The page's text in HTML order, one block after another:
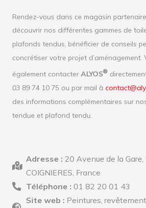
Rendez-vous dans ce magasin partenaire
découvrir nos différentes gammes de
plafonds tendus, bénéficier de conseils
concrétiser votre projet d’aménagement.
également contacter ALYOS®
03 89 74 10 75 ou par mail à
des informations complémentaires sur
tendue et plafond tendu.
Adresse : 20 Avenue de la Gare,
COIGNIERES, France
Téléphone : 01 82 20 01 43
Site web : Peintures,